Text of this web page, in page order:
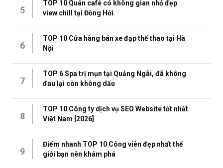
5
TOP 10 Quán café có không gian nhỏ đẹp
view chill tại Đồng Hới
6
TOP 10 Cửa hàng bán xe đạp thể thao tại Hà
Nội
7
TOP 6 Spa trị mụn tại Quảng Ngãi, đã không
đau lại còn không dấu
8
TOP 10 Công ty dịch vụ SEO Website tốt nhất
Việt Nam [2026]
9
Điểm nhanh TOP 10 Công viên đẹp nhất thế
giới bạn nên khám phá